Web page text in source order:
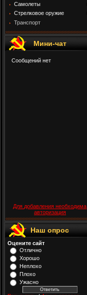
Самолеты
Стрелковое оружие
Транспорт
Мини-чат
Для добавления необходима
авторизация
Наш опрос
Оцените сайт
Отлично
Хорошо
Неплохо
Плохо
Ужасно